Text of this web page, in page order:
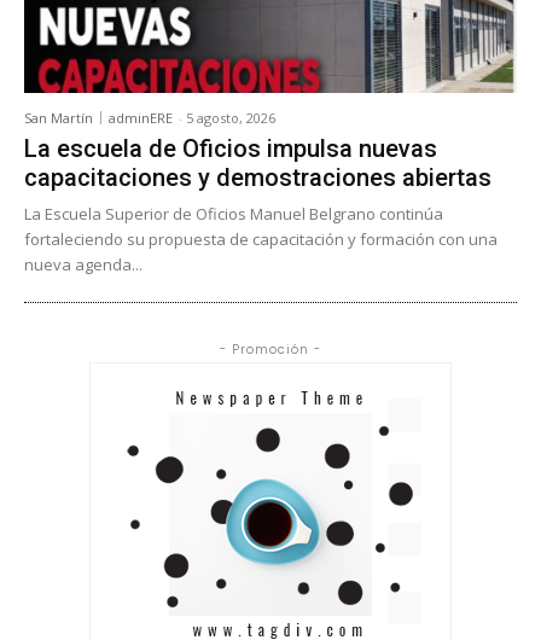
San Martín adminERE - 5 agosto, 2026
La escuela de Oficios impulsa nuevas
capacitaciones y demostraciones abiertas
La Escuela Superior de Oficios Manuel Belgrano continúa
fortaleciendo su propuesta de capacitación y formación con una
nueva agenda...
- Promoción -